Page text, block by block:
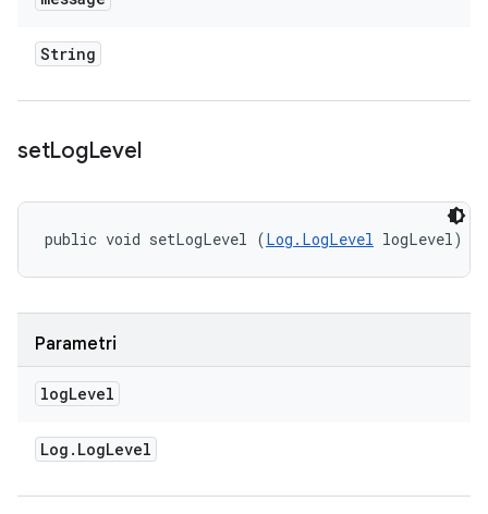
String
setLogLevel
public void setLogLevel (Log.LogLevel logLevel)
Parametri
logLevel
Log . LogLevel